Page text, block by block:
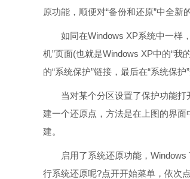
原功能，顺便对“备份和还原”中全新
如同在Windows XP系统中一样，
机”页面(也就是Windows XP中的“我
的“系统保护”链接，最后在“系统保
当对某个分区设置了保护功能打
建一个还原点，方法是在上图的界面
建。
启用了系统还原功能，Windows 7
行系统还原呢?点开开始菜单，依次